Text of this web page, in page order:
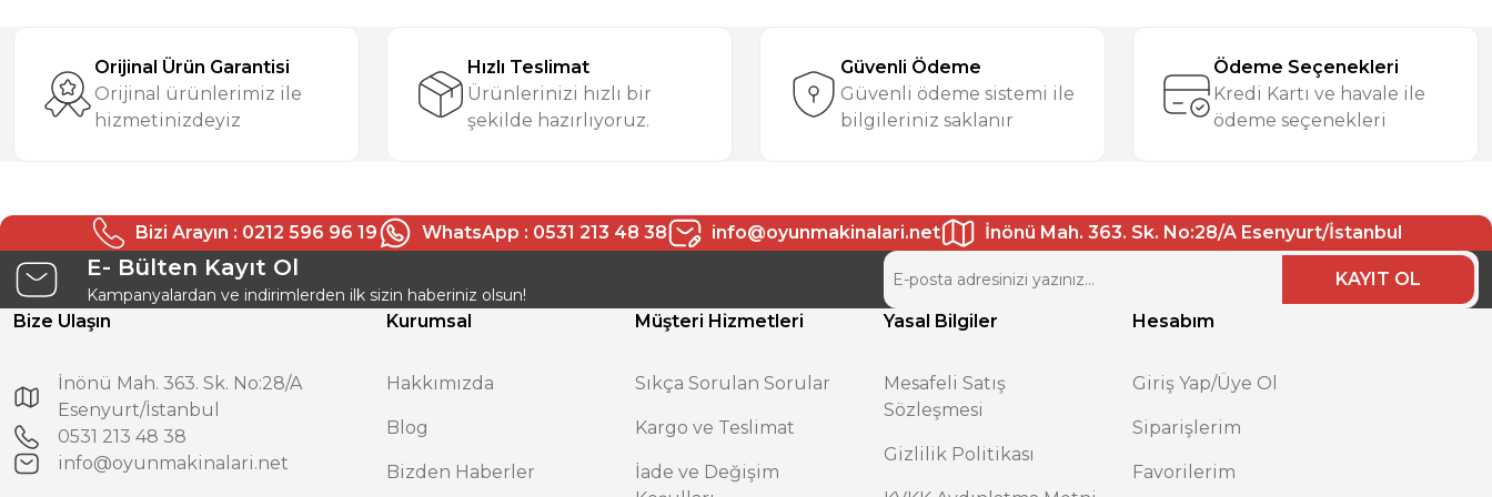
Ürün resmi kalitesiz, bozuk veya görüntülenemiyor.
Ürün açıklamasında eksik bilgiler bulunuyor.
Bu ürüne benzer farklı alternatifler olmalı.
Gönder
Deneyimini Paylaş
Orijinal Ürün Garantisi
Orijinal ürünlerimiz ile
hizmetinizdeyiz
Hızlı Teslimat
Ürünlerinizi hızlı bir
şekilde hazırlıyoruz.
Güvenli Ödeme
Güvenli ödeme sistemi ile
bilgileriniz saklanır
Ödeme Seçenekleri
Kredi Kartı ve havale ile
ödeme seçenekleri
Bizi Arayın : 0212 596 96 19 WhatsApp : 0531 213 48 38 info@oyunmakinalari.net İnönü Mah. 363. Sk. No:28/A Esenyurt/İstanbul
E- Bülten Kayıt Ol
Kampanyalardan ve indirimlerden ilk sizin haberiniz olsun!
KAYIT OL
Bize Ulaşın
İnönü Mah. 363. Sk. No:28/A
Esenyurt/İstanbul
0531 213 48 38
info@oyunmakinalari.net
Kurumsal
Hakkımızda
Blog
Bizden Haberler
Müşteri Hizmetleri
Sıkça Sorulan Sorular
Kargo ve Teslimat
İade ve Değişim
Yasal Bilgiler
Mesafeli Satış
Sözleşmesi
Gizlilik Politikası
Hesabım
Giriş Yap/Üye Ol
Siparişlerim
Favorilerim